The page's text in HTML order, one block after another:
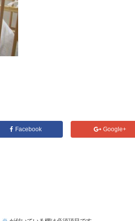
Facebook Google+